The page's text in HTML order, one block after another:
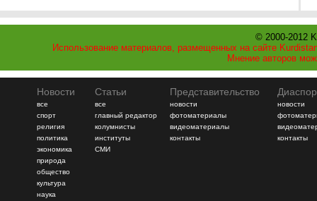
© 2000-2012
Использование материалов, размещенных на сайте
Мнение авторов
Новости
все
спорт
религия
политика
экономика
природа
общество
культура
наука
Статьи
все
главный редактор
колумнисты
институты
СМИ
Представительство
новости
фотоматериалы
видеоматериалы
контакты
новости
контакты